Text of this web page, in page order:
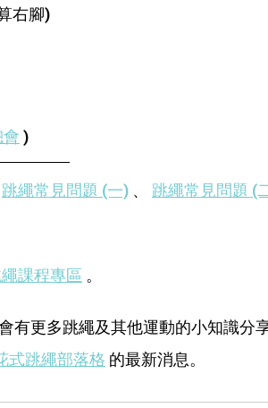
右腳)
)
跳繩常見問題 (一) 、 跳繩常見問題 (
課程專區 。
有更多跳繩及其他運動的小知識分
式跳繩部落格 的最新消息。